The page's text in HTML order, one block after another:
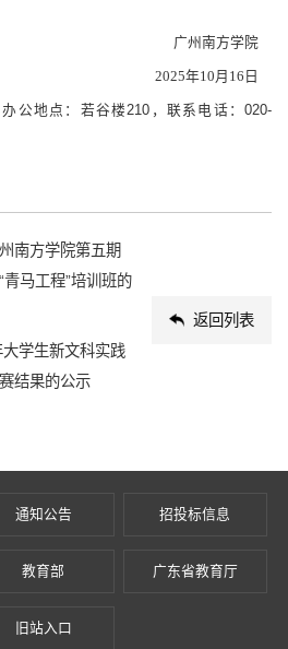
广州南方学院
2025年10月16日
办公地点：若谷楼210，联系电话：020-
南方学院第五期
青马工程”培训班的
学生新文科实践
结果的公示
返回列表
通知公告 招投标信息
教育部 广东省教育厅
旧站入口